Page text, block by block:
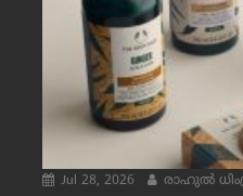
Jul 28, 2026 രാഹുല്‍